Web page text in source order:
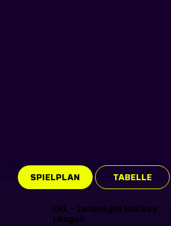
SPIELPLAN TABELLE
LHL - Latenight Hockey
League